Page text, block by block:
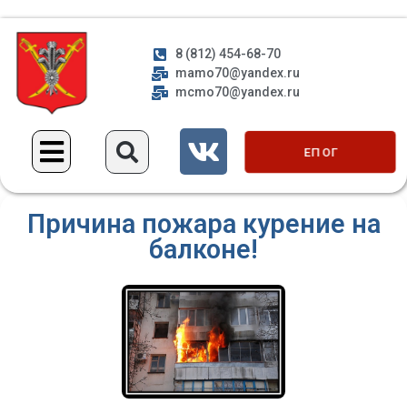
8 (812) 454-68-70
mamo70@yandex.ru
mcmo70@yandex.ru
ЕП ОГ
Причина пожара курение на
балконе!